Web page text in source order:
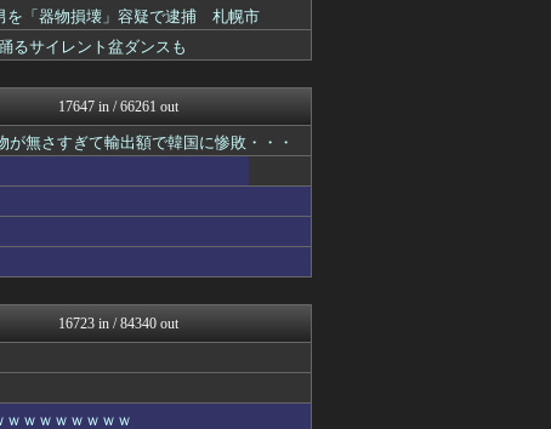
VIPワイドガイド
コンテンツ・声優 | ラブ...
ゆるゲーマー遅報
みそパンNEWS
投資ちゃんねる
阪神タイガースちゃんねる
カンダタ速報
乃木坂46まとめ 乃木りん...
国難にあってもの申す！！
軍事・ミリタリー速報☆彡
ねこのあまやどり
アニはつ -アニメ発信場-
を「器物損壊」容疑で逮捕 札幌市
るサイレント盆ダンスも
17647 in / 66261 out
無さすぎて輸出額で韓国に惨敗・・・
16723 in / 84340 out
ｗｗｗｗｗｗｗｗ